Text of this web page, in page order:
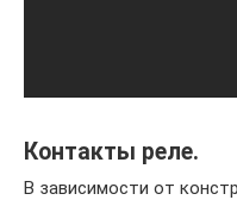
Контакты реле.
В зависимости от